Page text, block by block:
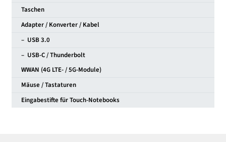
Taschen
Adapter / Konverter / Kabel
– USB 3.0
– USB-C / Thunderbolt
WWAN (4G LTE- / 5G-Module)
Mäuse / Tastaturen
Eingabestifte für Touch-Notebooks